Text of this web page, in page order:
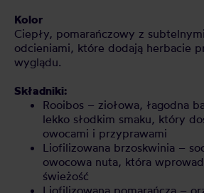
Kolor
Ciepły, pomarańczowy z
odcieniami, które dodają herbacie
wyglądu.
Składniki:
Rooibos – ziołowa, łagodna
lekko słodkim smaku, który
owocami i przyprawami
Liofilizowana brzoskwinia –
owocowa nuta, która
świeżość
Liofilizowana pomarańcza –